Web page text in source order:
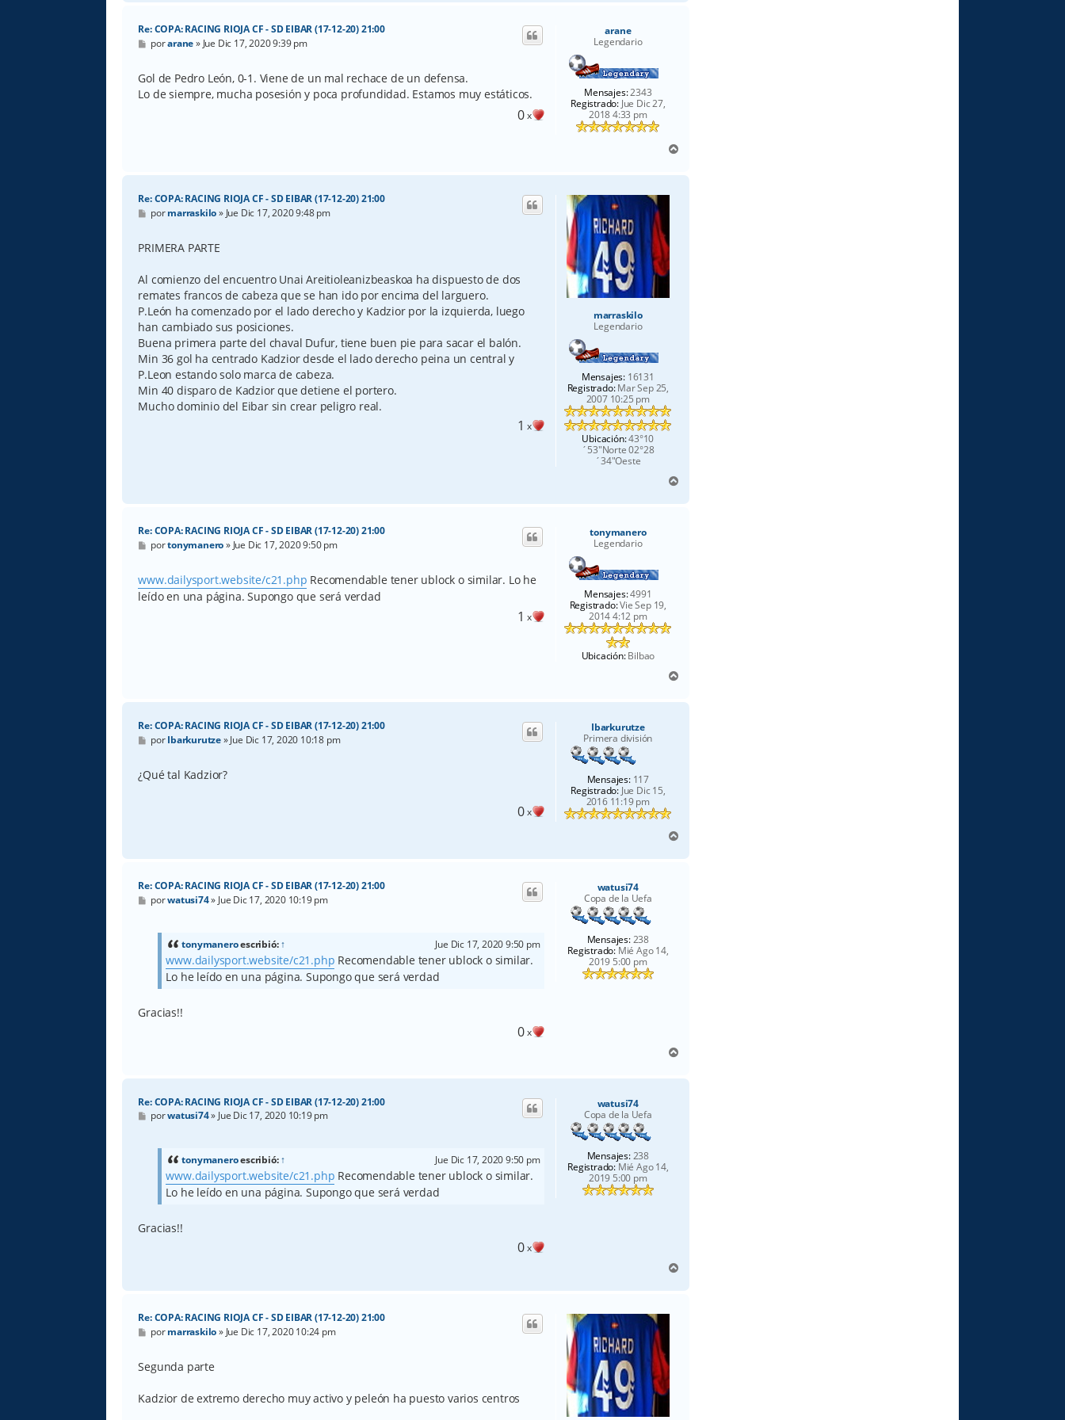
r
arane
Legendario
Mensajes:2343
Registrado:Jue Dic 27,
2018 4:33 pm
Re: COPA: RACING RIOJA CF - SD EIBAR (17-12-20) 21:00
M
e
s
a
j
porarane» Jue Dic 17, 2020 9:39 pm
Gol de Pedro León, 0-1. Viene de un mal rechace de un defensa.
Lo de siempre, mucha posesión y poca profundidad. Estamos muy estáticos.
0x
r
marraskilo
Legendario
Mensajes: 16131
Registrado:Mar Sep 25,
2007 10:25 pm
Ubicación:43°10
´53"Norte 02°28
´34"Oeste
Re: COPA: RACING RIOJA CF - SD EIBAR (17-12-20) 21:00
M
e
s
a
e
pormarraskilo» Jue Dic 17, 2020 9:48 pm
PRIMERA PARTE
Al comienzo del encuentro Unai Areitioleanizbeaskoa ha dispuesto de dos
remates francos de cabeza que se han ido por encima del larguero.
P.León ha comenzado por el lado derecho y Kadzior por la izquierda, luego
han cambiado sus posiciones.
Buena primera parte del chaval Dufur, tiene buen pie para sacar el balón.
Min 36 gol ha centrado Kadzior desde el lado derecho peina un central y
P.Leon estando solo marca de cabeza.
Min 40 disparo de Kadzior que detiene el portero.
Mucho dominio del Eibar sin crear peligro real.
1 x
r
tonymanero
Legendario
Mensajes:4991
Registrado:Vie Sep 19,
2014 4:12 pm
Ubicación:Bilbao
Re: COPA: RACING RIOJA CF - SD EIBAR (17-12-20) 21:00
M
e
s
a
j
portonymanero» Jue Dic 17, 2020 9:50 pm
www.dailysport.website/c21.php Recomendable tener ublock o similar. Lo he
leído en una página. Supongo que será verdad
1 x
r
Ibarkurutze
Primera división
Mensajes:117
Registrado:Jue Dic 15,
2016 11:19 pm
Re: COPA: RACING RIOJA CF - SD EIBAR (17-12-20) 21:00
M
e
s
a
porIbarkurutze»Jue Dic 17, 2020 10:18 pm
¿Qué tal Kadzior?
0x
r
watusi74
Copa de la Uefa
Mensajes:238
Registrado:Mié Ago 14,
2019 5:00 pm
Re: COPA: RACING RIOJA CF - SD EIBAR (17-12-20) 21:00
M
e
porwatusi74» Jue Dic 17, 2020 10:19 pm
tonymaneroescribió:↑ Jue Dic 17, 2020 9:50 pm
www.dailysport.website/c21.php Recomendable tener ublock o similar.
Lo he leído en una página. Supongo que será verdad
Gracias!!
0x
r
watusi74
Copa de la Uefa
Mensajes:238
Registrado:Mié Ago 14,
2019 5:00 pm
Re: COPA: RACING RIOJA CF - SD EIBAR (17-12-20) 21:00
M
e
porwatusi74» Jue Dic 17, 2020 10:19 pm
tonymaneroescribió:↑ Jue Dic 17, 2020 9:50 pm
www.dailysport.website/c21.php Recomendable tener ublock o similar.
Lo he leído en una página. Supongo que será verdad
Gracias!!
0x
r
Re: COPA: RACING RIOJA CF - SD EIBAR (17-12-20) 21:00
M
e
s
a
e
pormarraskilo» Jue Dic 17, 2020 10:24 pm
Segunda parte
Kadzior de extremo derecho muy activo y peleón ha puesto varios centros